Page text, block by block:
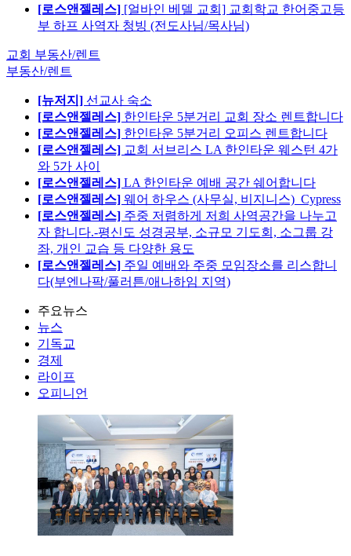
[로스앤젤레스] [얼바인 베델 교회] 교회학교 한어중고등
부 하프 사역자 청빙 (전도사님/목사님)
교회 부동산/렌트
부동산/렌트
[뉴저지] 선교사 숙소
[로스앤젤레스] 한인타운 5분거리 교회 장소 렌트합니다
[로스앤젤레스] 한인타운 5분거리 오피스 렌트합니다
[로스앤젤레스] 교회 서브리스 LA 한인타운 웨스턴 4가
와 5가 사이
[로스앤젤레스] LA 한인타운 예배 공간 쉐어합니다
[로스앤젤레스] 웨어 하우스 (사무실, 비지니스)_Cypress
[로스앤젤레스] 주중 저렴하게 저희 사역공간을 나누고
자 합니다.-평신도 성경공부, 소규모 기도회, 소그룹 강
좌, 개인 교습 등 다양한 용도
[로스앤젤레스] 주일 예배와 주중 모임장소를 리스합니
다(부엔나팍/풀러튼/애나하임 지역)
주요뉴스
뉴스
기독교
경제
라이프
오피니언